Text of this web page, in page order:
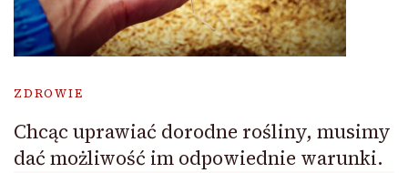
ZDROWIE
Chcąc uprawiać dorodne rośliny, musimy
dać możliwość im odpowiednie warunki.